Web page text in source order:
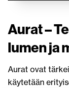
Aurat –
lumen ja
Aurat ovat
käytetään